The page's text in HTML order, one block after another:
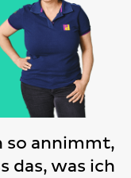
so annimmt,
das, was ich